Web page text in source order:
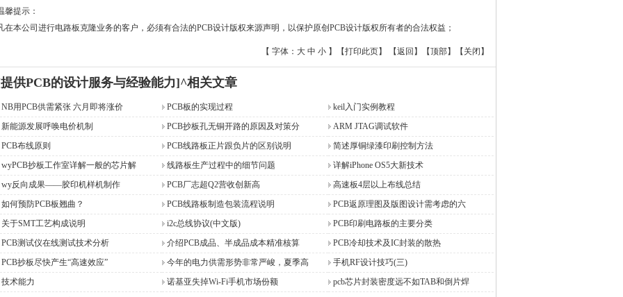
馨提示：
在本公司进行电路板克隆业务的客户，必须有合法的PCB设计版权来源声明，以保护原创PCB设计版权所有者的合法权益；
【 字体： 大 中 小 】【打印此页】 【返回 】【顶部】【 关闭 】
供PCB的设计服务与经验能力]^相关文章
NB用PCB供需紧张 六月即将涨价 PCB板的实现过程
keil入门实例教程
新能源发展呼唤电价机制
PCB抄板孔无铜开路的原因及对策分
ARM JTAG调试软件
PCB布线原则
PCB线路板正片跟负片的区别说明
简述厚铜绿漆印刷控制方法
wyPCB抄板工作室详解一般的芯片解
线路板生产过程中的细节问题
详解iPhone OS5大新技术
wy反向成果――胶印机样机制作
PCB厂志超Q2营收创新高
高速板4层以上布线总结
如何预防PCB板翘曲？
PCB线路板制造包装流程说明
PCB返原理图及版图设计需考虑的六
关于SMT工艺构成说明
i2c总线协议(中文版)
PCB印刷电路板的主要分类
PCB测试仪在线测试技术分析
介绍PCB成品、半成品成本精准核算
PCB冷却技术及IC封装的散热
PCB抄板尽快产生“高速效应”
今年的电力供需形势非常严峻，夏季高
手机RF设计技巧(三)
技术能力
诺基亚失掉Wi-Fi手机市场份额
pcb芯片封装密度远不如TAB和倒片焊